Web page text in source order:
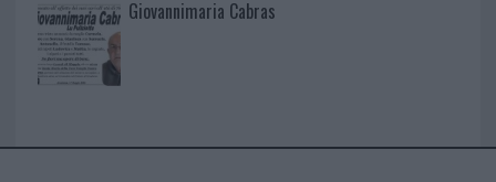
Giovannimaria Cabras